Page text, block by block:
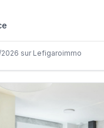
sur Lefigaroimmo